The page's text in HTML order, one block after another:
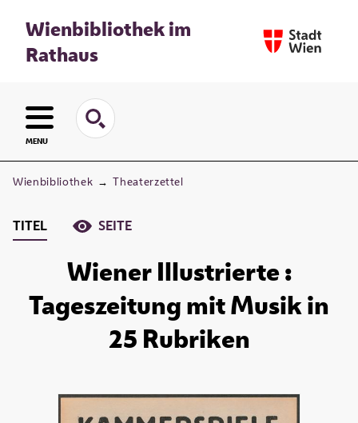
Wienbibliothek im
Rathaus
MENU
Wienbibliothek → Theaterzettel
TITEL SEITE
Wiener Illustrierte :
Tageszeitung mit Musik in
25 Rubriken